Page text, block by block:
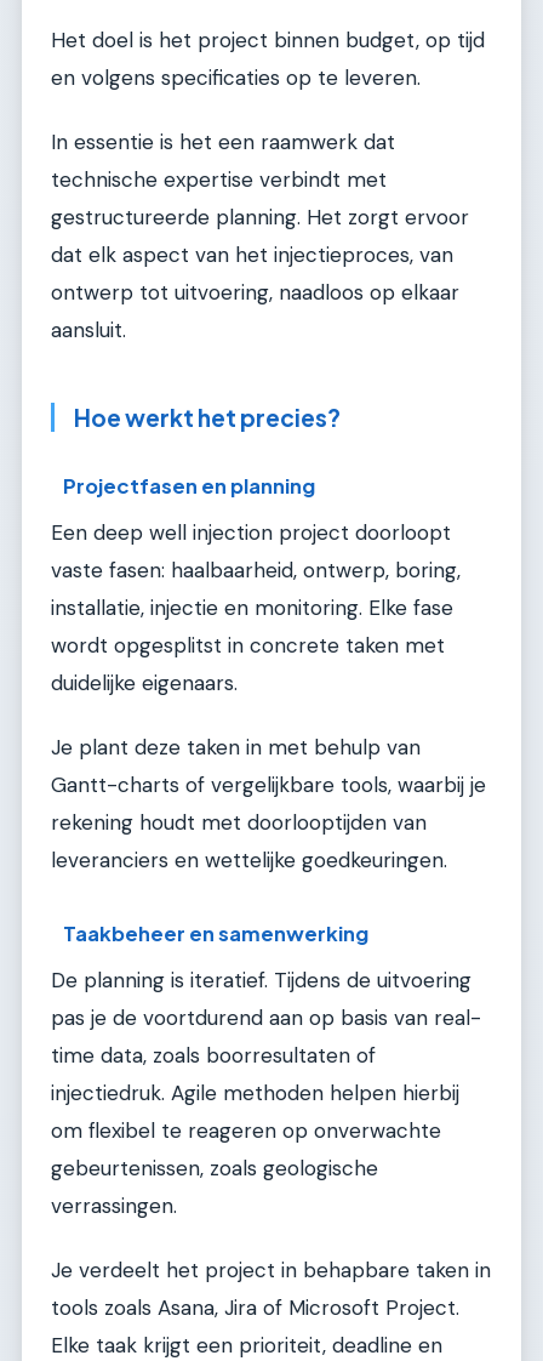
Het doel is het project binnen budget, op tijd
en volgens specificaties op te leveren.
In essentie is het een raamwerk dat
technische expertise verbindt met
gestructureerde planning. Het zorgt ervoor
dat elk aspect van het injectieproces, van
ontwerp tot uitvoering, naadloos op elkaar
aansluit.
Hoe werkt het precies?
Projectfasen en planning
Een deep well injection project doorloopt
vaste fasen: haalbaarheid, ontwerp, boring,
installatie, injectie en monitoring. Elke fase
wordt opgesplitst in concrete taken met
duidelijke eigenaars.
Je plant deze taken in met behulp van
Gantt-charts of vergelijkbare tools, waarbij je
rekening houdt met doorlooptijden van
leveranciers en wettelijke goedkeuringen.
Taakbeheer en samenwerking
De planning is iteratief. Tijdens de uitvoering
pas je de voortdurend aan op basis van real-
time data, zoals boorresultaten of
injectiedruk. Agile methoden helpen hierbij
om flexibel te reageren op onverwachte
gebeurtenissen, zoals geologische
verrassingen.
Je verdeelt het project in behapbare taken in
tools zoals Asana, Jira of Microsoft Project.
Elke taak krijgt een prioriteit, deadline en